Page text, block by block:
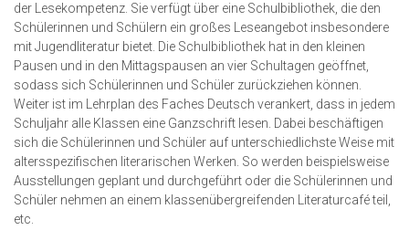
der Lesekompetenz. Sie verfügt über eine Schulbibliothek, die den
Schülerinnen und Schülern ein großes Leseangebot insbesondere
mit Jugendliteratur bietet. Die Schulbibliothek hat in den kleinen
Pausen und in den Mittagspausen an vier Schultagen geöffnet,
sodass sich Schülerinnen und Schüler zurückziehen können.
Weiter ist im Lehrplan des Faches Deutsch verankert, dass in jedem
Schuljahr alle Klassen eine Ganzschrift lesen. Dabei beschäftigen
sich die Schülerinnen und Schüler auf unterschiedlichste Weise mit
altersspezifischen literarischen Werken. So werden beispielsweise
Ausstellungen geplant und durchgeführt oder die Schülerinnen und
Schüler nehmen an einem klassenübergreifenden Literaturcafé teil,
etc.